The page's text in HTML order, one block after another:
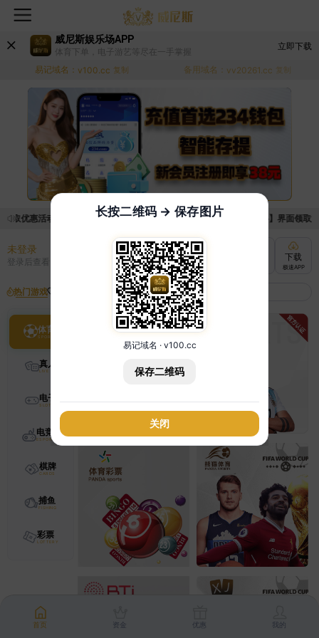
威尼斯娱乐场APP
体育下单，电子游艺等尽在一手掌握
立即下载
易记域名： v100.cc 复制 备用域名： vv20261.cc 复制
取优惠活动的手续麻烦，已新增优惠系统，现在可以前往【福利中心】界面领取
未登录
登录后查看 充值
快速到账
下载
极速APP
热门游戏
体育
真人
电子
电竞
棋牌
捕鱼
彩票
首页 资金 优惠 我的
长按二维码 → 保存图片
易记域名 · v100.cc
保存二维码
关闭